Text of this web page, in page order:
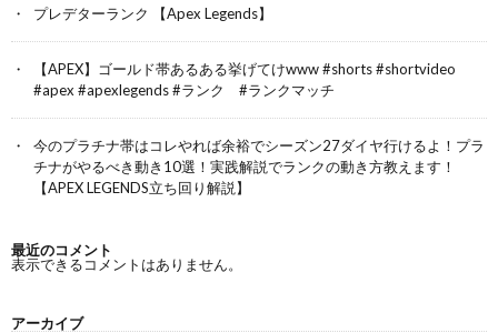
プレデターランク 【Apex Legends】
【APEX】ゴールド帯あるある挙げてけwww #shorts #shortvideo
#apex #apexlegends #ランク #ランクマッチ
今のプラチナ帯はコレやれば余裕でシーズン27ダイヤ行けるよ！プラ
チナがやるべき動き10選！実践解説でランクの動き方教えます！
【APEX LEGENDS立ち回り解説】
最近のコメント
表示できるコメントはありません。
アーカイブ